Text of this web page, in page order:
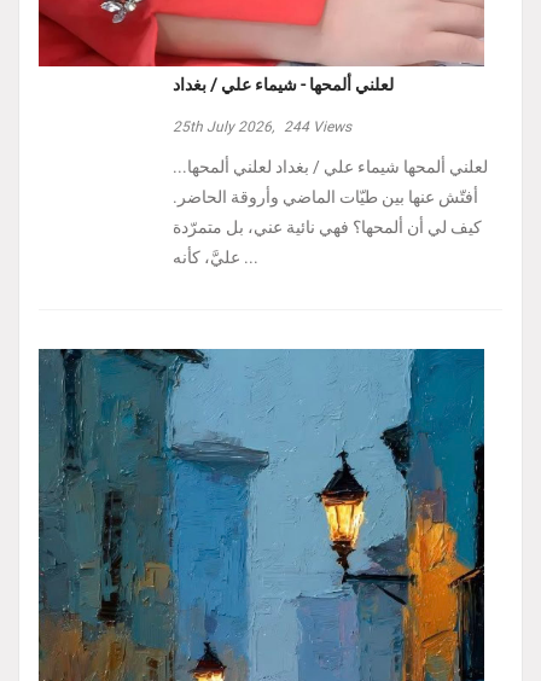
لعلني ألمحها - شيماء علي / بغداد
25th July 2026, 244Views
لعلني ألمحها شيماء علي / بغداد لعلني ألمحها...
أفتّش عنها بين طيّات الماضي وأروقة الحاضر.
كيف لي أن ألمحها؟ فهي نائية عني، بل متمرّدة
عليَّ، كأنه ...